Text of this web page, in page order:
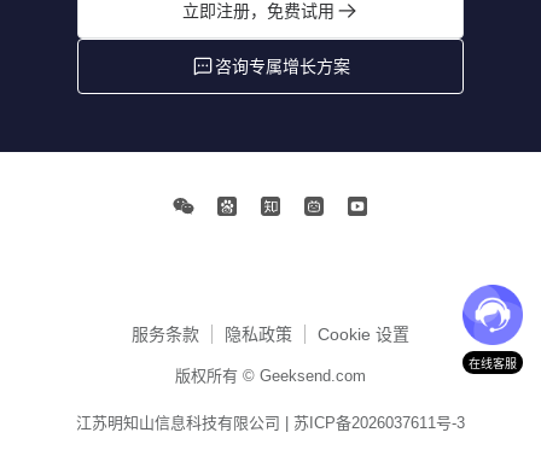
立即注册，免费试用
咨询专属增长方案
服务条款 隐私政策 Cookie 设置
版权所有 © Geeksend.com
江苏明知山信息科技有限公司 | 苏ICP备2026037611号-3
在线客服